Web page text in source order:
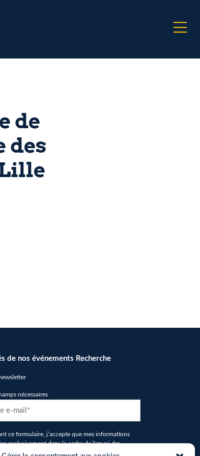
de
des
de nos événements Recherche
nécessaires
ce formulaire, j’accepte que mes informations
exclusivement dans le cadre de l'envoi des
de la part d'IMT Nord Europe